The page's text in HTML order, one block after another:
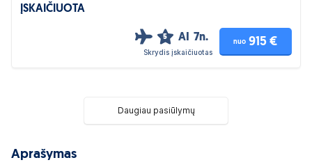
ĮSKAIČIUOTA
5 AI 7n.
Skrydis įskaičiuotas
nuo 915 €
Daugiau pasiūlymų
Aprašymas